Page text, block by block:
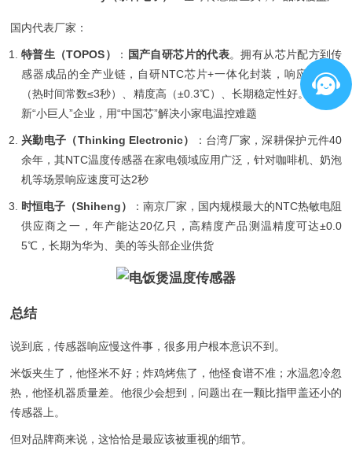
国内代表厂家：
特普生（TOPOS） ： 国产自研芯片的代表。拥有从芯片配方到传
感器成品的全产业链，自研NTC芯片+一体化封装，响应速度快
（热时间常数≤3秒）、精度高（±0.3℃）、长期稳定性好。专精特
新“小巨人”企业，用“中国芯”解决小家电温控难题
兴勤电子（Thinking Electronic）
：台湾厂家，深耕保护元件40
余年，其NTC温度传感器在家电领域应用广泛，针对咖啡机、奶泡
机等场景响应速度可达2秒
时恒电子（Shiheng）
：南京厂家，国内规模最大的NTC热敏电阻
供应商之一，年产能达20亿只，高精度产品测温精度可达±0.0
5℃，长期为华为、美的等头部企业供货
总结
说到底，传感器响应慢这件事，很多用户根本意识不到。
米饭夹生了，他怪米不好；炸鸡烤焦了，他怪食谱不准；水温忽冷忽
热，他怪机器质量差。他很少会想到，问题出在一颗比指甲盖还小的
传感器上。
但对品牌商来说，这恰恰是最应该被重视的细节。